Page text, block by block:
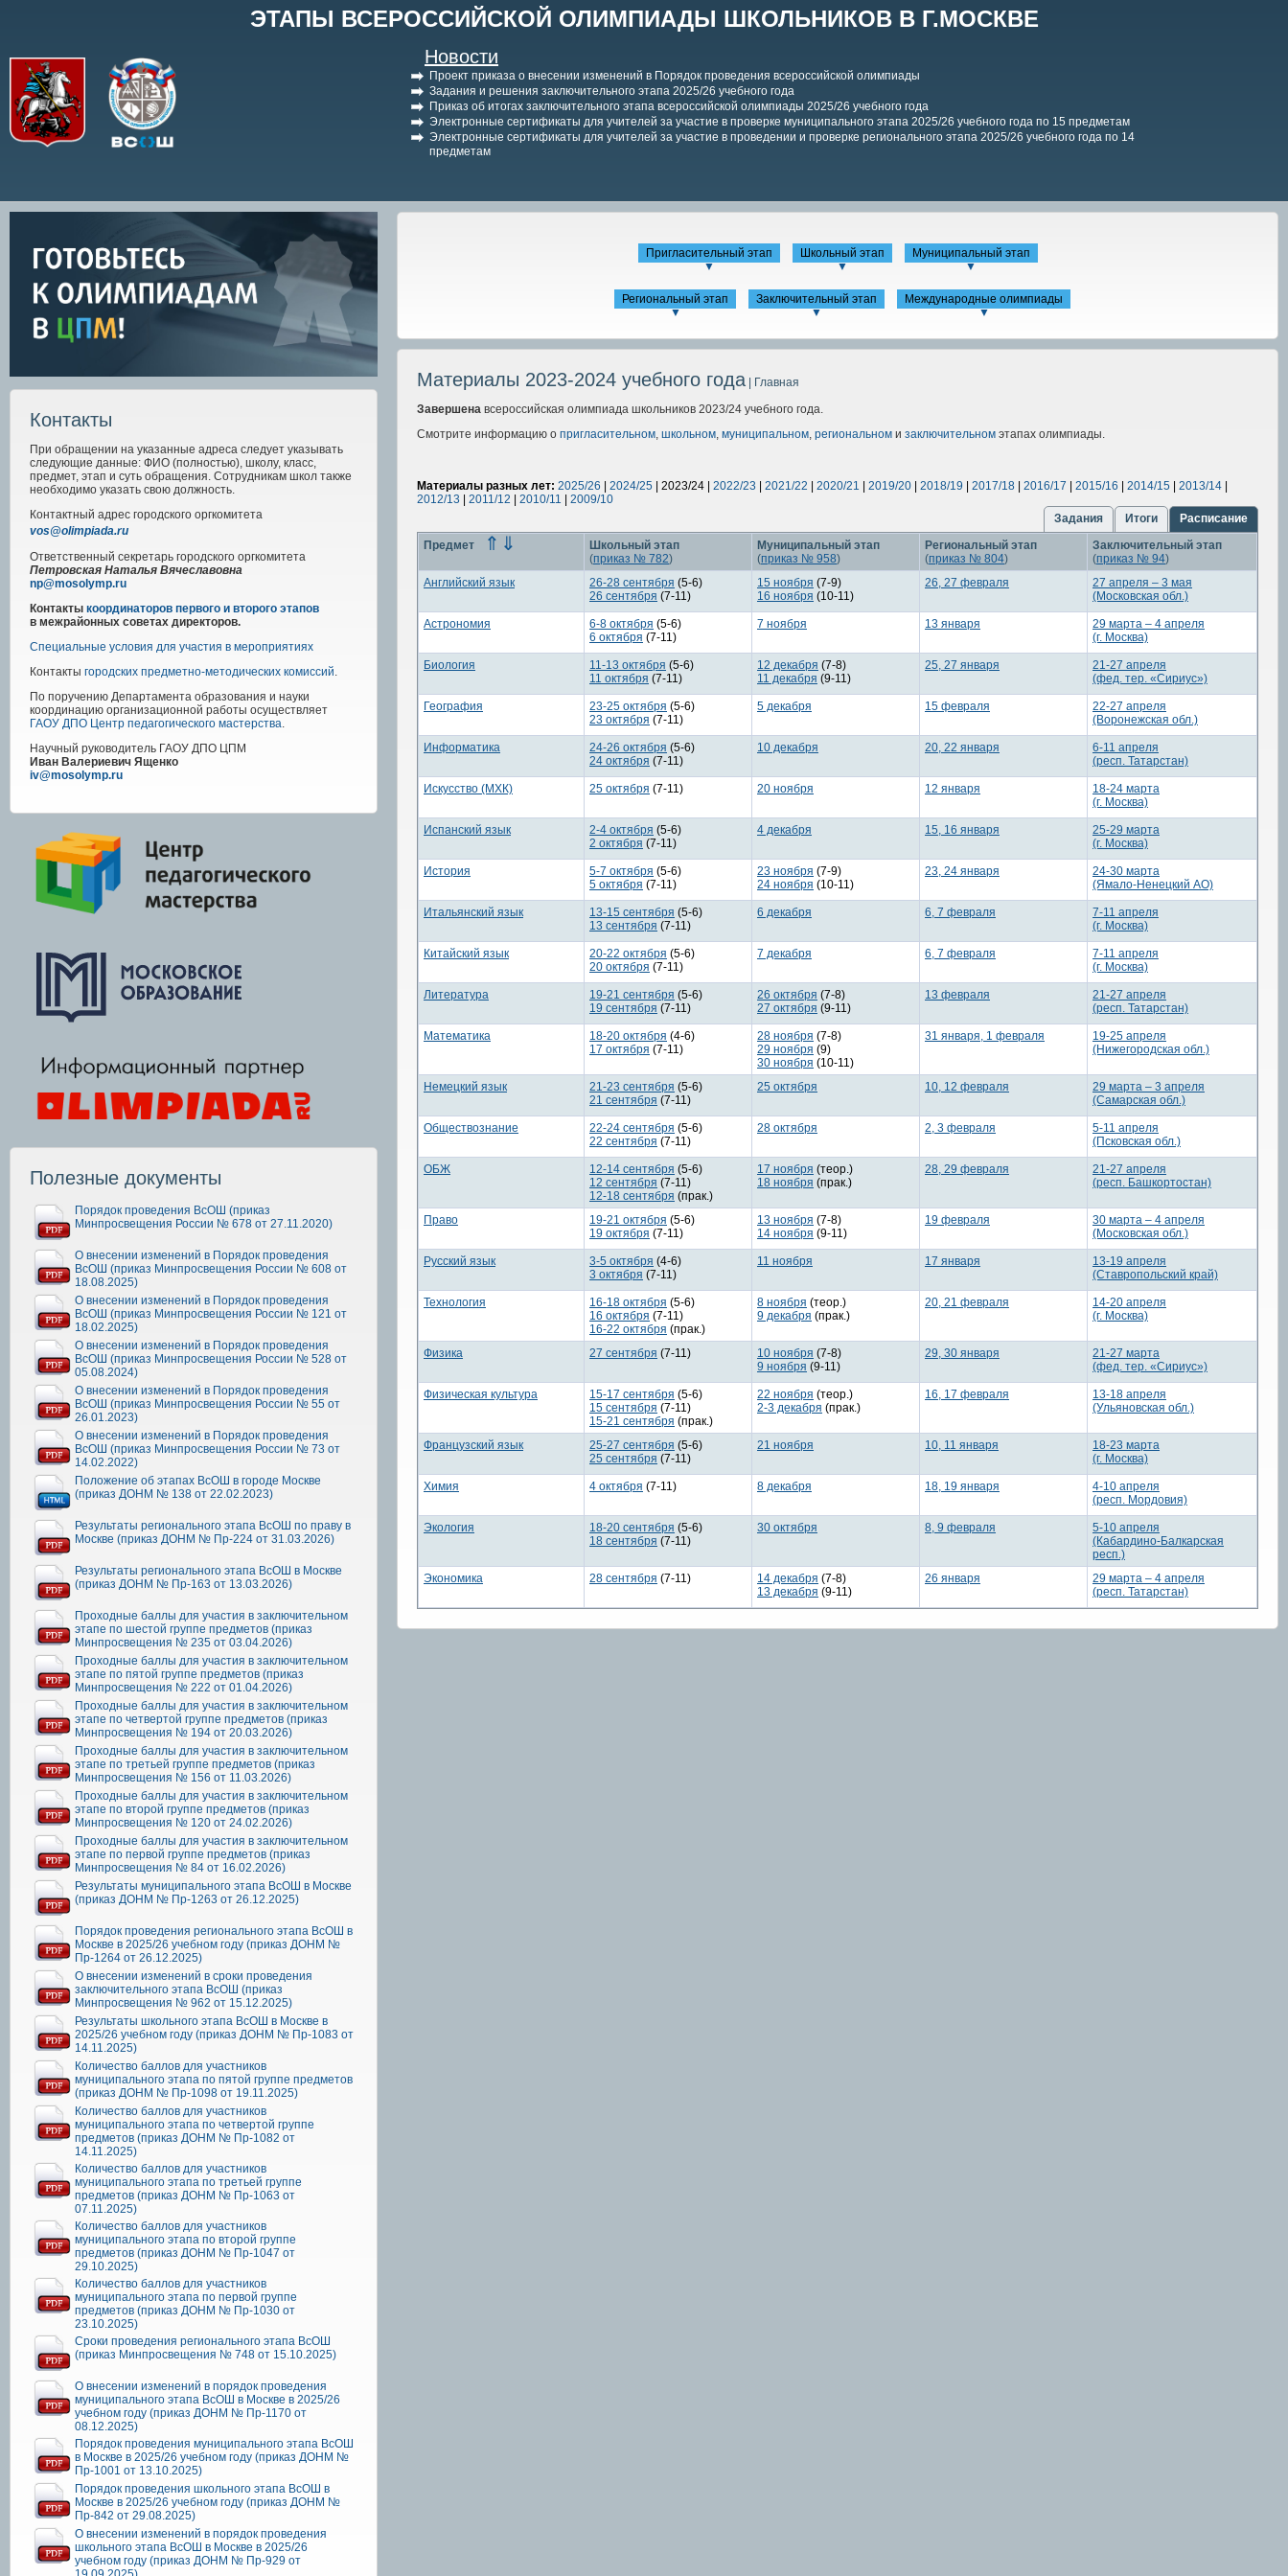
ЭТАПЫ ВСЕРОССИЙСКОЙ ОЛИМПИАДЫ ШКОЛЬНИКОВ В Г.МОСКВЕ
Новости
Проект приказа о внесении изменений в Порядок проведения всероссийской олимпиады
Задания и решения заключительного этапа 2025/26 учебного года
Приказ об итогах заключительного этапа всероссийской олимпиады 2025/26 учебного года
Электронные сертификаты для учителей за участие в проверке муниципального этапа 2025/26 учебного года по 15 предметам
Электронные сертификаты для учителей за участие в проведении и проверке регионального этапа 2025/26 учебного года по 14
предметам
Контакты
При обращении на указанные адреса следует указывать
следующие данные: ФИО (полностью), школу, класс,
предмет, этап и суть обращения. Сотрудникам школ также
необходимо указать свою должность.
Контактный адрес городского оргкомитета
vos@olimpiada.ru
Ответственный секретарь городского оргкомитета
Петровская Наталья Вячеславовна
np@mosolymp.ru
Контакты координаторов первого и второго этапов
в межрайонных советах директоров.
Специальные условия для участия в мероприятиях
Контакты городских предметно-методических комиссий.
По поручению Департамента образования и науки
координацию организационной работы осуществляет
ГАОУ ДПО Центр педагогического мастерства.
Научный руководитель ГАОУ ДПО ЦПМ
Иван Валериевич Ященко
iv@mosolymp.ru
Полезные документы
Порядок проведения ВсОШ (приказ
Минпросвещения России № 678 от 27.11.2020)
О внесении изменений в Порядок проведения
ВсОШ (приказ Минпросвещения России № 608 от
18.08.2025)
О внесении изменений в Порядок проведения
ВсОШ (приказ Минпросвещения России № 121 от
18.02.2025)
О внесении изменений в Порядок проведения
ВсОШ (приказ Минпросвещения России № 528 от
05.08.2024)
О внесении изменений в Порядок проведения
ВсОШ (приказ Минпросвещения России № 55 от
26.01.2023)
О внесении изменений в Порядок проведения
ВсОШ (приказ Минпросвещения России № 73 от
14.02.2022)
Положение об этапах ВсОШ в городе Москве
(приказ ДОНМ № 138 от 22.02.2023)
Результаты регионального этапа ВсОШ по праву в
Москве (приказ ДОНМ № Пр-224 от 31.03.2026)
Результаты регионального этапа ВсОШ в Москве
(приказ ДОНМ № Пр-163 от 13.03.2026)
Проходные баллы для участия в заключительном
этапе по шестой группе предметов (приказ
Минпросвещения № 235 от 03.04.2026)
Проходные баллы для участия в заключительном
этапе по пятой группе предметов (приказ
Минпросвещения № 222 от 01.04.2026)
Проходные баллы для участия в заключительном
этапе по четвертой группе предметов (приказ
Минпросвещения № 194 от 20.03.2026)
Проходные баллы для участия в заключительном
этапе по третьей группе предметов (приказ
Минпросвещения № 156 от 11.03.2026)
Проходные баллы для участия в заключительном
этапе по второй группе предметов (приказ
Минпросвещения № 120 от 24.02.2026)
Проходные баллы для участия в заключительном
этапе по первой группе предметов (приказ
Минпросвещения № 84 от 16.02.2026)
Результаты муниципального этапа ВсОШ в Москве
(приказ ДОНМ № Пр-1263 от 26.12.2025)
Порядок проведения регионального этапа ВсОШ в
Москве в 2025/26 учебном году (приказ ДОНМ №
Пр-1264 от 26.12.2025)
О внесении изменений в сроки проведения
заключительного этапа ВсОШ (приказ
Минпросвещения № 962 от 15.12.2025)
Результаты школьного этапа ВсОШ в Москве в
2025/26 учебном году (приказ ДОНМ № Пр-1083 от
14.11.2025)
Количество баллов для участников
муниципального этапа по пятой группе предметов
(приказ ДОНМ № Пр-1098 от 19.11.2025)
Количество баллов для участников
муниципального этапа по четвертой группе
предметов (приказ ДОНМ № Пр-1082 от
14.11.2025)
Количество баллов для участников
муниципального этапа по третьей группе
предметов (приказ ДОНМ № Пр-1063 от
07.11.2025)
Количество баллов для участников
муниципального этапа по второй группе
предметов (приказ ДОНМ № Пр-1047 от
29.10.2025)
Количество баллов для участников
муниципального этапа по первой группе
предметов (приказ ДОНМ № Пр-1030 от
23.10.2025)
Сроки проведения регионального этапа ВсОШ
(приказ Минпросвещения № 748 от 15.10.2025)
О внесении изменений в порядок проведения
муниципального этапа ВсОШ в Москве в 2025/26
учебном году (приказ ДОНМ № Пр-1170 от
08.12.2025)
Порядок проведения муниципального этапа ВсОШ
в Москве в 2025/26 учебном году (приказ ДОНМ №
Пр-1001 от 13.10.2025)
Порядок проведения школьного этапа ВсОШ в
Москве в 2025/26 учебном году (приказ ДОНМ №
Пр-842 от 29.08.2025)
О внесении изменений в порядок проведения
школьного этапа ВсОШ в Москве в 2025/26
учебном году (приказ ДОНМ № Пр-929 от
Пригласительный этап
▼
Школьный этап
▼
Муниципальный этап
▼
Региональный этап
▼
Заключительный этап
▼
Международные олимпиады
▼
Материалы 2023-2024 учебного года | Главная
Завершена всероссийская олимпиада школьников 2023/24 учебного года.
Смотрите информацию о пригласительном, школьном, муниципальном, региональном и заключительном этапах олимпиады.
Материалы разных лет: 2025/26 2024/25 | 2023/24 | 2022/23 2021/22 2020/21 2019/20 2018/19 2017/18 2016/17 2015/16 2014/15 2013/14
2012/13
2011/12 2010/11
2009/10
Расписание
Итоги
Задания
Предмет
⇑ ⇓
Школьный этап
(приказ № 782)
Муниципальный этап
(приказ № 958)
Региональный этап
(приказ № 804)
Заключительный этап
(приказ № 94)
Английский язык
26-28 сентября (5-6)
26 сентября (7-11)
15 ноября (7-9)
16 ноября (10-11)
26, 27 февраля
27 апреля – 3 мая
(Московская обл.)
Астрономия 6-8 октября (5-6)
6 октября (7-11)
7 ноября 13 января
29 марта – 4 апреля
(г. Москва)
Биология 11-13 октября (5-6)
11 октября (7-11)
12 декабря (7-8)
11 декабря (9-11)
25, 27 января
21-27 апреля
(фед. тер. «Сириус»)
География 23-25 октября (5-6)
23 октября (7-11)
5 декабря 15 февраля
22-27 апреля
(Воронежская обл.)
Информатика 24-26 октября (5-6)
24 октября (7-11)
10 декабря 20, 22 января
6-11 апреля
(респ. Татарстан)
Искусство (МХК) 25 октября (7-11) 20 ноября 12 января
18-24 марта
(г. Москва)
Испанский язык 2-4 октября (5-6)
2 октября (7-11)
4 декабря 15, 16 января
25-29 марта
(г. Москва)
История 5-7 октября (5-6)
5 октября (7-11)
23 ноября (7-9)
24 ноября (10-11)
23, 24 января
24-30 марта
(Ямало-Ненецкий АО)
Итальянский язык 13-15 сентября (5-6)
13 сентября (7-11)
6 декабря 6, 7 февраля
7-11 апреля
(г. Москва)
Китайский язык 20-22 октября (5-6)
20 октября (7-11)
7 декабря 6, 7 февраля
7-11 апреля
(г. Москва)
Литература 19-21 сентября (5-6)
19 сентября (7-11)
26 октября (7-8)
27 октября (9-11)
13 февраля
21-27 апреля
(респ. Татарстан)
Математика 18-20 октября (4-6)
17 октября (7-11)
28 ноября (7-8)
29 ноября (9)
30 ноября (10-11)
31 января, 1 февраля
19-25 апреля
(Нижегородская обл.)
Немецкий язык 21-23 сентября (5-6)
21 сентября (7-11)
25 октября 10, 12 февраля
29 марта – 3 апреля
(Самарская обл.)
Обществознание 22-24 сентября (5-6)
22 сентября (7-11)
28 октября 2, 3 февраля
5-11 апреля
(Псковская обл.)
ОБЖ 12-14 сентября (5-6)
12 сентября (7-11)
12-18 сентября (прак.)
17 ноября (теор.)
18 ноября (прак.)
28, 29 февраля
21-27 апреля
(респ. Башкортостан)
Право 19-21 октября (5-6)
19 октября (7-11)
13 ноября (7-8)
14 ноября (9-11)
19 февраля
30 марта – 4 апреля
(Московская обл.)
Русский язык 3-5 октября (4-6)
3 октября (7-11)
11 ноября 17 января
13-19 апреля
(Ставропольский край)
Технология 16-18 октября (5-6)
16 октября (7-11)
16-22 октября (прак.)
8 ноября (теор.)
9 декабря (прак.)
20, 21 февраля
14-20 апреля
(г. Москва)
Физика 27 сентября (7-11) 10 ноября (7-8)
9 ноября (9-11)
29, 30 января
21-27 марта
(фед. тер. «Сириус»)
Физическая культура 15-17 сентября (5-6)
15 сентября (7-11)
15-21 сентября (прак.)
22 ноября (теор.)
2-3 декабря (прак.)
16, 17 февраля
13-18 апреля
(Ульяновская обл.)
Французский язык 25-27 сентября (5-6)
25 сентября (7-11)
21 ноября 10, 11 января
18-23 марта
(г. Москва)
Химия 4 октября (7-11) 8 декабря 18, 19 января
4-10 апреля
(респ. Мордовия)
Экология 18-20 сентября (5-6)
18 сентября (7-11)
30 октября 8, 9 февраля
5-10 апреля
(Кабардино-Балкарская
респ.)
Экономика
28 сентября (7-11) 14 декабря (7-8)
13 декабря (9-11)
26 января
29 марта – 4 апреля
(респ. Татарстан)